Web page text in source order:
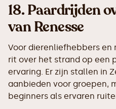
18.Paardrijden
van Renesse
Voor dierenliefhebbers
rit over het strand op een
ervaring. Er zijn stallen in
aanbieden voor groepen,
beginners als ervaren